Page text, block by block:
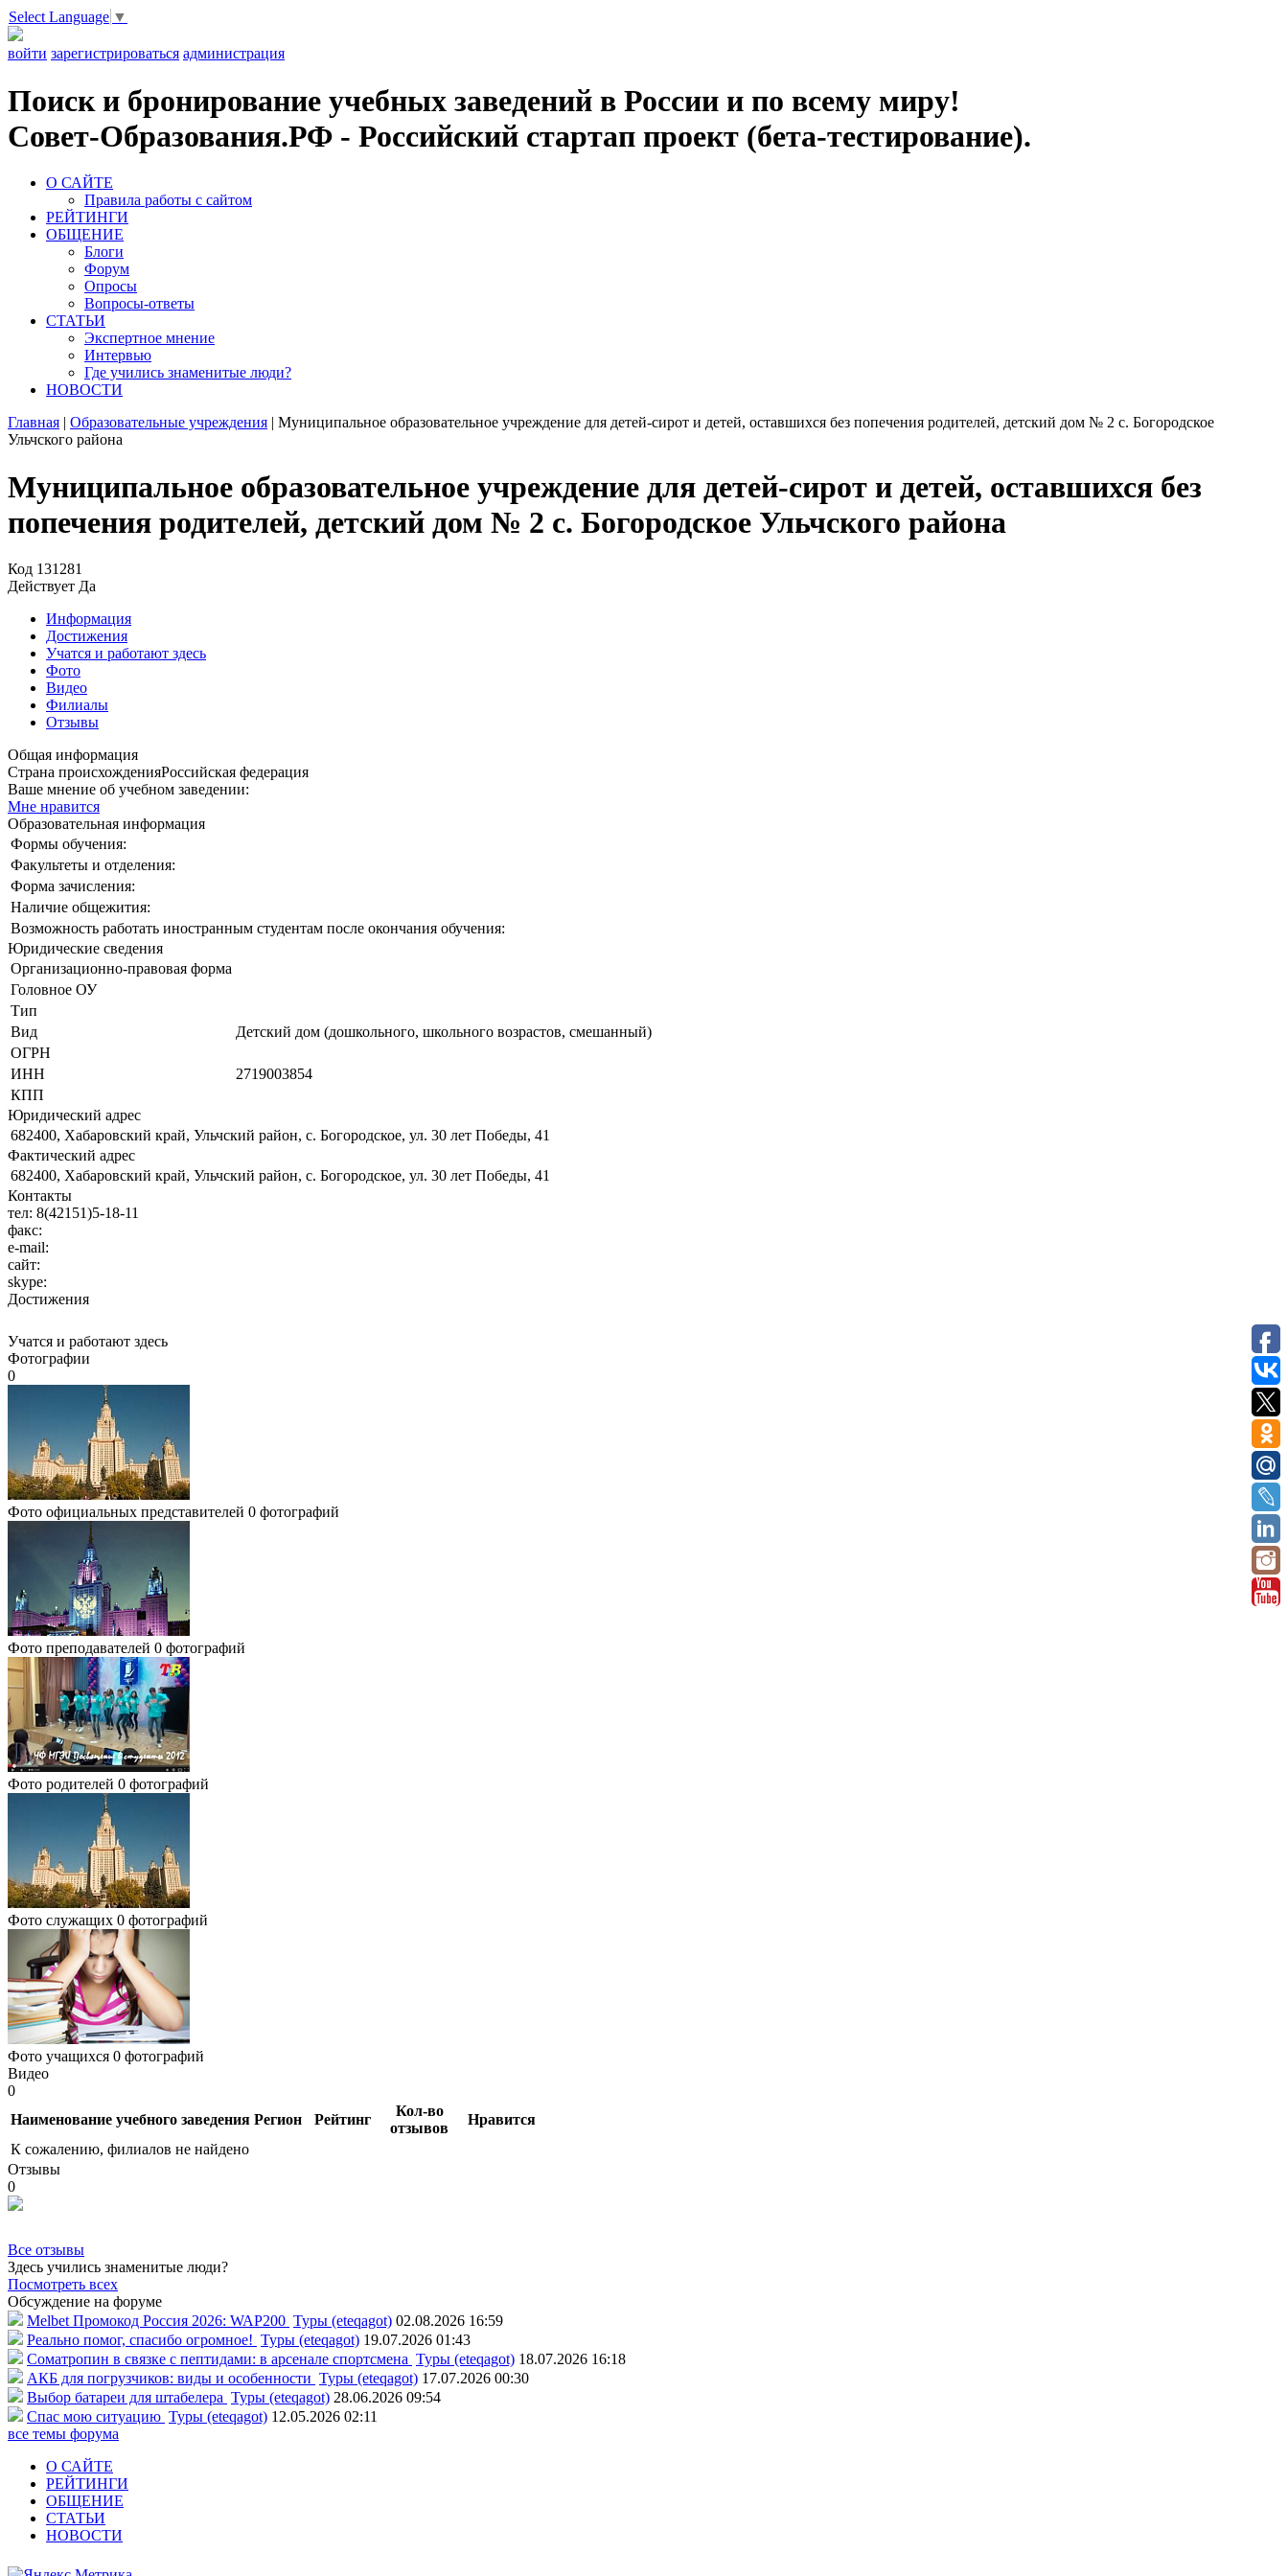
Select Language ▼
войти зарегистрироваться администрация
Поиск и бронирование учебных заведений в России и по всему миру!
Совет-Образования.РФ - Российский стартап проект (бета-тестирование).
О САЙТЕ
Правила работы с сайтом
РЕЙТИНГИ
ОБЩЕНИЕ
Блоги
Форум
Опросы
Вопросы-ответы
СТАТЬИ
Экспертное мнение
Интервью
Где учились знаменитые люди?
НОВОСТИ
Главная | Образовательные учреждения | Муниципальное образовательное учреждение для детей-сирот и детей, оставшихся без попечения родителей, детский дом № 2 с. Богородское
Ульчского района
Муниципальное образовательное учреждение для детей-сирот и детей, оставшихся без
попечения родителей, детский дом № 2 с. Богородское Ульчского района
Код 131281
Действует Да
Информация
Достижения
Учатся и работают здесь
Фото
Видео
Филиалы
Отзывы
Общая информация
Страна происхожденияРоссийская федерация
Ваше мнение об учебном заведении:
Мне нравится
Образовательная информация
Формы обучения:
Факультеты и отделения:
Форма зачисления:
Наличие общежития:
Возможность работать иностранным студентам после окончания обучения:
Юридические сведения
Организационно-правовая форма
Головное ОУ
Тип
Вид
Детский дом (дошкольного, школьного возрастов, смешанный)
ОГРН
ИНН
2719003854
КПП
Юридический адрес
682400, Хабаровский край, Ульчский район, с. Богородское, ул. 30 лет Победы, 41
Фактический адрес
682400, Хабаровский край, Ульчский район, с. Богородское, ул. 30 лет Победы, 41
Контакты
тел: 8(42151)5-18-11
факс:
e-mail:
сайт:
skype:
Достижения
Учатся и работают здесь
Фотографии
0
Фото официальных представителей 0 фотографий
Фото преподавателей 0 фотографий
Фото родителей 0 фотографий
Фото служащих 0 фотографий
Фото учащихся 0 фотографий
Видео
0
Наименование учебного заведения Регион Рейтинг
Кол-во
отзывов
Нравится
К сожалению, филиалов не найдено
Отзывы
0
Все отзывы
Здесь учились знаменитые люди?
Посмотреть всех
Обсуждение на форуме
Melbet Промокод Россия 2026: WAP200 Туры (eteqagot) 02.08.2026 16:59
Реально помог, спасибо огромное! Туры (eteqagot) 19.07.2026 01:43
Соматропин в связке с пептидами: в арсенале спортсмена Туры (eteqagot) 18.07.2026 16:18
АКБ для погрузчиков: виды и особенности Туры (eteqagot) 17.07.2026 00:30
Выбор батареи для штабелера Туры (eteqagot) 28.06.2026 09:54
Спас мою ситуацию Туры (eteqagot) 12.05.2026 02:11
все темы форума
О САЙТЕ
РЕЙТИНГИ
ОБЩЕНИЕ
СТАТЬИ
НОВОСТИ